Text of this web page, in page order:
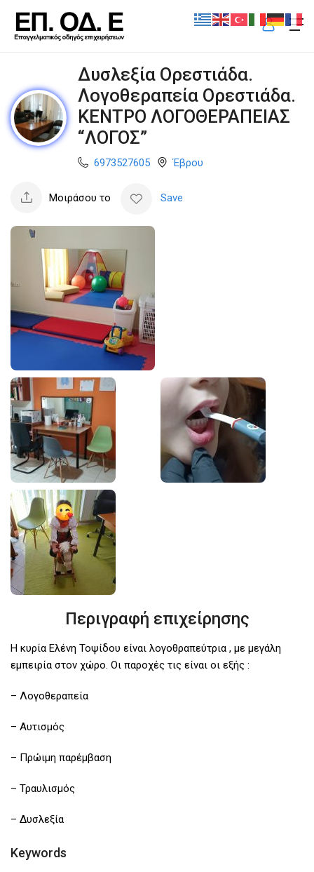
Δυσλεξία Ορεστιάδα.
Λογοθεραπεία Ορεστιάδα.
ΚΕΝΤΡΟ ΛΟΓΟΘΕΡΑΠΕΙΑΣ
“ΛΟΓΟΣ”
6973527605 Έβρου
Μοιράσου το Save
Περιγραφή επιχείρησης
Η κυρία Ελένη Τοψίδου είναι λογοθραπεύτρια , με μεγάλη
εμπειρία στον χώρο. Οι παροχές τις είναι οι εξής :
– Λογοθεραπεία
– Αυτισμός
– Πρώιμη παρέμβαση
– Τραυλισμός
– Δυσλεξία
Keywords